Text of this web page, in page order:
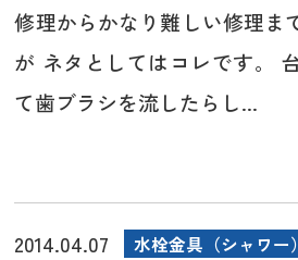
修理からかなり難しい修理ま
が ネタとしてはコレです。
て歯ブラシを流したらし...
2014.04.07 水栓金具（シャワー）